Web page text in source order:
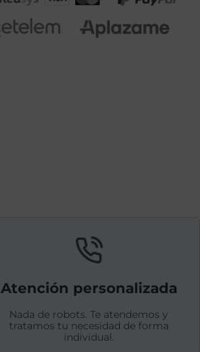
Atención personalizada
Nada de robots. Te atendemos y
tratamos tu necesidad de forma
individual.